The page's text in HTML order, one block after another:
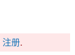
注册.